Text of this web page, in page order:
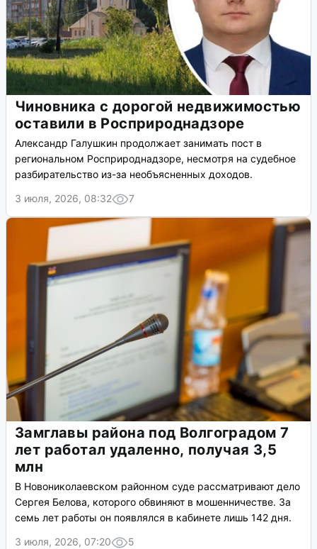
Чиновника с дорогой недвижимостью
оставили в Росприроднадзоре
Александр Галушкин продолжает занимать пост в
региональном Росприроднадзоре, несмотря на судебное
разбирательство из-за необъясненных доходов.
3 июля, 2026, 08:32
7
Замглавы района под Волгоградом 7
лет работал удаленно, получая 3,5
млн
В Новониколаевском районном суде рассматривают дело
Сергея Белова, которого обвиняют в мошенничестве. За
семь лет работы он появлялся в кабинете лишь 142 дня.
3 июля, 2026, 07:20
5